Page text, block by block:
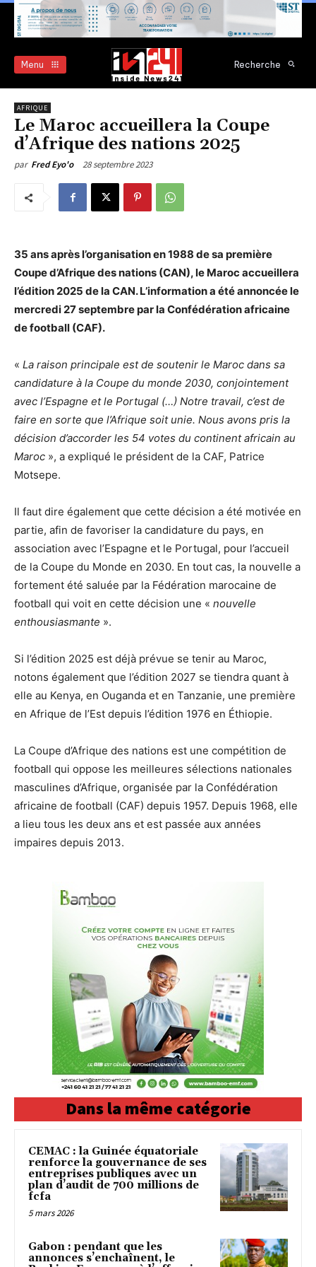
Menu Recherche
AFRIQUE
Le Maroc accueillera la Coupe
d’Afrique des nations 2025
par Fred Eyo'o 28 septembre 2023
35 ans après l’organisation en 1988 de sa première
Coupe d’Afrique des nations (CAN), le Maroc accueillera
l’édition 2025 de la CAN. L’information a été annoncée le
mercredi 27 septembre par la Confédération africaine
de football (CAF).
« La raison principale est de soutenir le Maroc dans sa
candidature à la Coupe du monde 2030, conjointement
avec l’Espagne et le Portugal (…) Notre travail, c’est de
faire en sorte que l’Afrique soit unie. Nous avons pris la
décision d’accorder les 54 votes du continent africain au
Maroc », a expliqué le président de la CAF, Patrice
Motsepe.
Il faut dire également que cette décision a été motivée en
partie, afin de favoriser la candidature du pays, en
association avec l’Espagne et le Portugal, pour l’accueil
de la Coupe du Monde en 2030. En tout cas, la nouvelle a
fortement été saluée par la Fédération marocaine de
football qui voit en cette décision une « nouvelle
enthousiasmante ».
Si l’édition 2025 est déjà prévue se tenir au Maroc,
notons également que l’édition 2027 se tiendra quant à
elle au Kenya, en Ouganda et en Tanzanie, une première
en Afrique de l’Est depuis l’édition 1976 en Éthiopie.
La Coupe d’Afrique des nations est une compétition de
football qui oppose les meilleures sélections nationales
masculines d’Afrique, organisée par la Confédération
africaine de football (CAF) depuis 1957. Depuis 1968, elle
a lieu tous les deux ans et est passée aux années
impaires depuis 2013.
Dans la même catégorie
CEMAC : la Guinée équatoriale
renforce la gouvernance de ses
entreprises publiques avec un
plan d’audit de 700 millions de
fcfa
5 mars 2026
Gabon : pendant que les
annonces s’enchaînent, le